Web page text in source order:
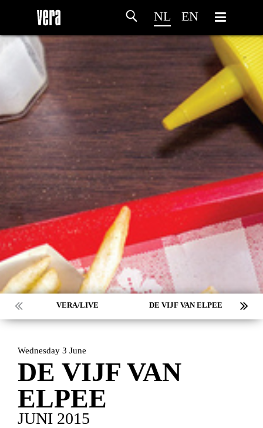
NL EN
VERA/LIVE DE VIJF VAN ELPEE
Wednesday 3 June
DE VIJF VAN
ELPEE
JUNI 2015